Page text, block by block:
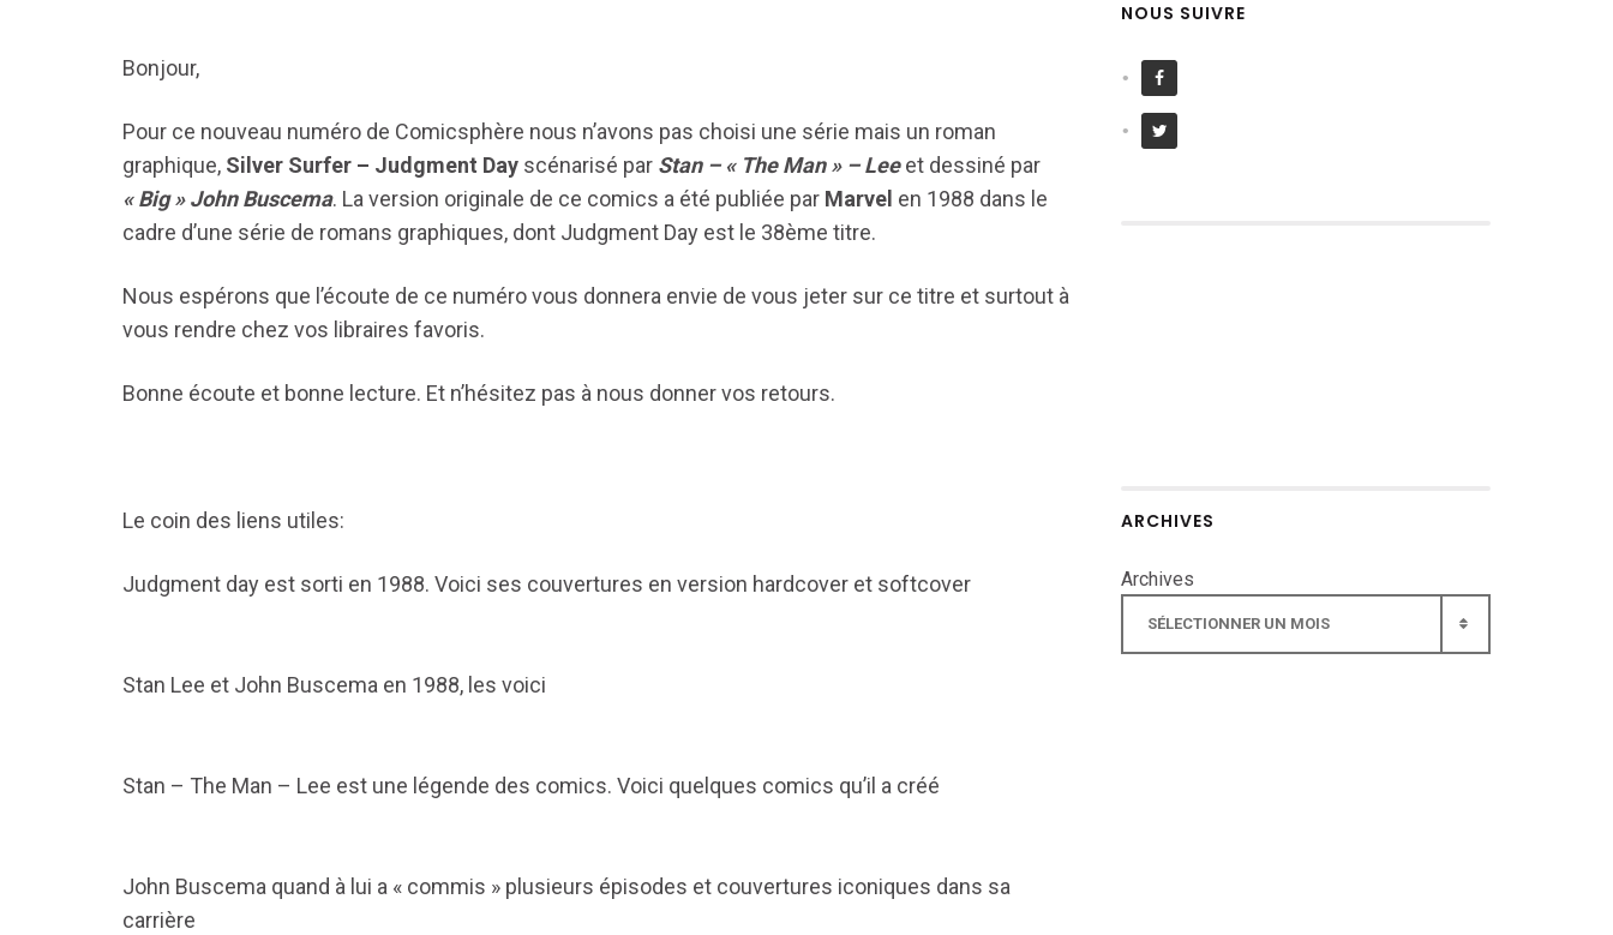
Bonjour,
Pour ce nouveau numéro de Comicsphère nous n’avons pas choisi une série mais un roman
graphique, Silver Surfer – Judgment Day scénarisé par Stan – « The Man » – Leeet dessiné par
« Big » John Buscema. La version originale de ce comics a été publiée par Marvel en 1988 dans le
cadre d’une série de romans graphiques, dont Judgment Day est le 38ème titre.
Nous espérons que l’écoute de ce numéro vous donnera envie de vous jeter sur ce titre et surtout à
vous rendre chez vos libraires favoris.
Bonne écoute et bonne lecture. Et n’hésitez pas à nous donner vos retours.
Le coin des liens utiles:
Judgment day est sorti en 1988. Voici ses couvertures en version hardcover et softcover
Stan Lee et John Buscema en 1988, les voici
Stan – The Man – Lee est une légende des comics. Voici quelques comics qu’il a créé
John Buscema quand à lui a « commis » plusieurs épisodes et couvertures iconiques dans sa
carrière
NOUS SUIVRE
ARCHIVES
Archives
SÉLECTIONNER UN MOIS